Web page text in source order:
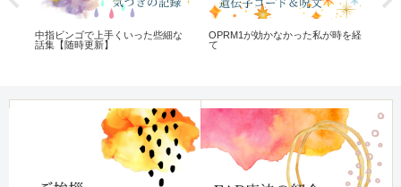
中指ビンゴで上手くいった些細な
話集【随時更新】
OPRM1が効かなかった私が時を経
て